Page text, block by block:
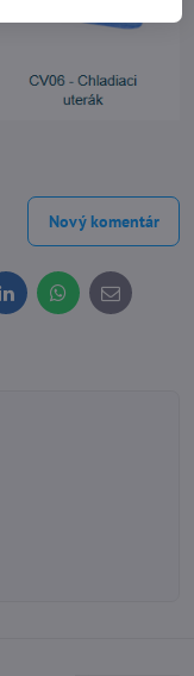
Nový komentár
LinkedInWhatsApp
E-
mail